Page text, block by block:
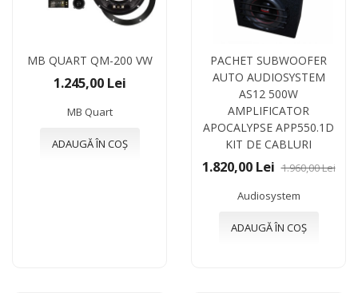
MB QUART QM-200 VW
1.245,00 Lei
MB Quart
ADAUGĂ ÎN COȘ
PACHET SUBWOOFER
AUTO AUDIOSYSTEM
AS12 500W
AMPLIFICATOR
APOCALYPSE APP550.1D
KIT DE CABLURI
1.820,00 Lei 1.960,00 Lei
Audiosystem
ADAUGĂ ÎN COȘ